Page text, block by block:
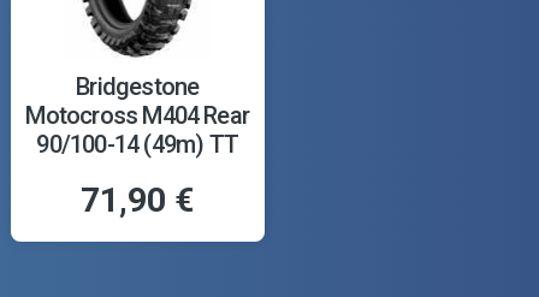
Bridgestone
Motocross M404 Rear
90/100-14 (49m) TT
71,90 €